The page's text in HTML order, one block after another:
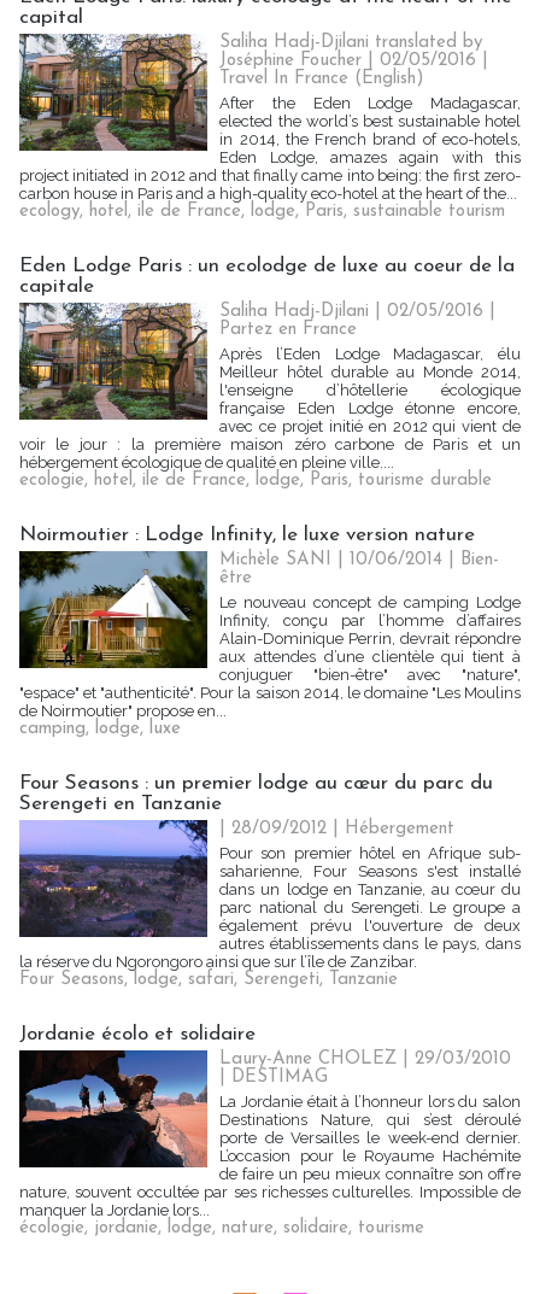
capital
Saliha Hadj-Djilani translated by
Joséphine Foucher | 02/05/2016
Travel In France (English)
After the Eden Lodge Madagascar,
elected the world’s best sustainable hotel
in 2014, the French brand of eco-hotels,
Eden Lodge, amazes again with this
project initiated in 2012 and that finally came into being: the first zero-
carbon house in Paris and a high-quality eco-hotel at the heart of the...
ecology, hotel, ile de France, lodge, Paris, sustainable tourism
Eden Lodge Paris : un ecolodge de luxe au coeur de la
capitale
Saliha Hadj-Djilani | 02/05/2016
Partez en France
Après l’Eden Lodge Madagascar, élu
Meilleur hôtel durable au Monde 2014,
l'enseigne d’hôtellerie écologique
française Eden Lodge étonne encore,
avec ce projet initié en 2012 qui vient de
voir le jour : la première maison zéro carbone de Paris et un
hébergement écologique de qualité en pleine ville....
ecologie, hotel, ile de France, lodge, Paris, tourisme durable
Noirmoutier : Lodge Infinity, le luxe version nature
Michèle SANI | 10/06/2014
Bien-
être
Le nouveau concept de camping Lodge
Infinity, conçu par l’homme d’affaires
Alain-Dominique Perrin, devrait répondre
aux attendes d’une clientèle qui tient à
conjuguer "bien-être" avec "nature",
"espace" et "authenticité". Pour la saison 2014, le domaine "Les Moulins
de Noirmoutier" propose en...
camping, lodge, luxe
Four Seasons : un premier lodge au cœur du parc du
Serengeti en Tanzanie
| 28/09/2012
Hébergement
Pour son premier hôtel en Afrique sub-
saharienne, Four Seasons s'est installé
dans un lodge en Tanzanie, au cœur du
parc national du Serengeti. Le groupe a
également prévu l'ouverture de deux
autres établissements dans le pays, dans
la réserve du Ngorongoro ainsi que sur l’île de Zanzibar.
Four Seasons, lodge, safari, Serengeti, Tanzanie
Jordanie écolo et solidaire
Laury-Anne CHOLEZ | 29/03/2010
DESTIMAG
La Jordanie était à l’honneur lors du salon
Destinations Nature, qui s’est déroulé
porte de Versailles le week-end dernier.
L’occasion pour le Royaume Hachémite
de faire un peu mieux connaître son offre
nature, souvent occultée par ses richesses culturelles. Impossible de
manquer la Jordanie lors...
écologie, jordanie, lodge, nature, solidaire, tourisme